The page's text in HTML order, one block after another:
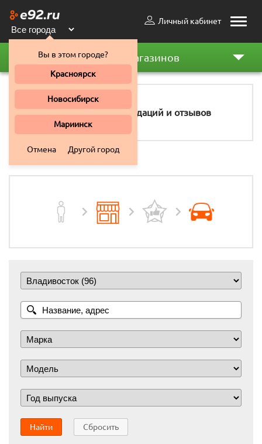
Toggle
Личный кабинет
Вы в этом городе?
Красноярск
Новосибирск
Мариинск
Отмена Другой город
Рейтинг магазинов
96 рекомендаций и отзывов
Найти Сбросить